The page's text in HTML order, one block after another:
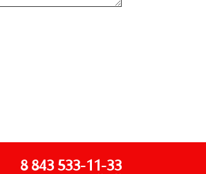
8 843 533-11-33